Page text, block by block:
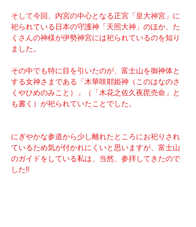
そして今回、内宮の中心となる正宮「皇大神宮」に
祀られている日本の守護神「天照大神」のほか、た
くさんの神様が伊勢神宮には祀られているのを知り
ました。
その中でも特に目を引いたのが、富士山を御神体と
する女神さまである「木華咲耶姫神（このはなのさ
くやひめのみこと）」（「木花之佐久夜毘売命」と
も書く）が祀られていたことでした。
にぎやかな参道から少し離れたところにお祀りされ
ているため気が付かれにくいと思いますが、富士山
のガイドをしている私は、当然、参拝してきたので
した!!